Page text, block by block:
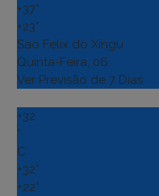
+37°
+23°
Sao Felix do Xingu
Quinta-Feira, 06
Ver Previsão de 7 Dias
+32
°
C
+32°
+22°